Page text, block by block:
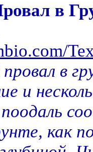
в
в
и
как